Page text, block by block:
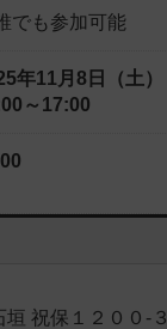
でも参加可能
年11月8日（土）
～17:00
祝保１２００-３